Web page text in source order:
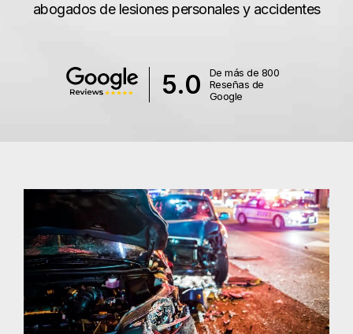
5.0
De más de 800
Reseñas de
Google
abogados de lesiones personales y accidentes